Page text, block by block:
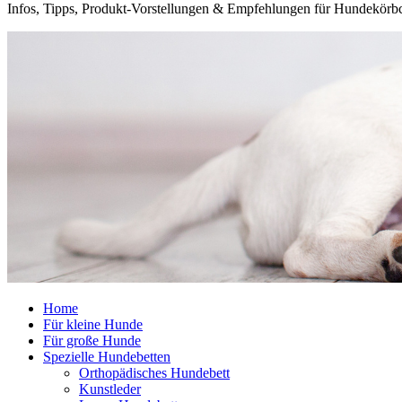
Infos, Tipps, Produkt-Vorstellungen & Empfehlungen für
Home
Für kleine Hunde
Für große Hunde
Spezielle Hundebetten
Orthopädisches Hundebett
Kunstleder